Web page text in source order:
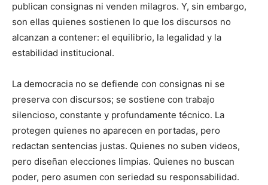
publican consignas ni venden milagros. Y, sin embargo,
son ellas quienes sostienen lo que los discursos no
alcanzan a contener: el equilibrio, la legalidad y la
estabilidad institucional.
La democracia no se defiende con consignas ni se
preserva con discursos; se sostiene con trabajo
silencioso, constante y profundamente técnico. La
protegen quienes no aparecen en portadas, pero
redactan sentencias justas. Quienes no suben videos,
pero diseñan elecciones limpias. Quienes no buscan
poder, pero asumen con seriedad su responsabilidad.